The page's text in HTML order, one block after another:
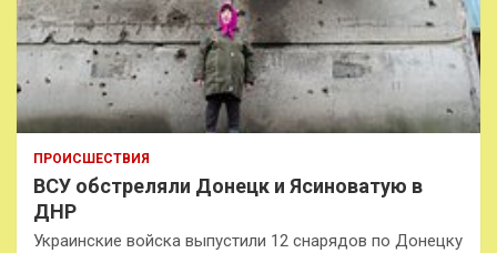
ПРОИСШЕСТВИЯ
ВСУ обстреляли Донецк и Ясиноватую в
ДНР
Украинские войска выпустили 12 снарядов по Донецку